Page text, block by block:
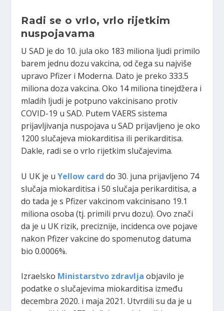
Radi se o vrlo, vrlo rijetkim
nuspojavama
U SAD je do 10. jula oko 183 miliona ljudi primilo
barem jednu dozu vakcina, od čega su najviše
upravo Pfizer i Moderna. Dato je preko 333.5
miliona doza vakcina. Oko 14 miliona tinejdžera i
mladih ljudi je potpuno vakcinisano protiv
COVID-19 u SAD. Putem VAERS sistema
prijavljivanja nuspojava u SAD prijavljeno je oko
1200 slučajeva miokarditisa ili perikarditisa.
Dakle, radi se o vrlo rijetkim slučajevima.
U UK je uYellow card do 30. juna prijavljeno 74
slučaja miokarditisa i 50 slučaja perikarditisa, a
do tada je s Pfizer vakcinom vakcinisano 19.1
miliona osoba (tj. primili prvu dozu). Ovo znači
da je u UK rizik, preciznije, incidenca ove pojave
nakon Pfizer vakcine do spomenutog datuma
bio 0.0006%.
Izraelsko Ministarstvo zdravlja objavilo je
podatke o slučajevima miokarditisa između
decembra 2020. i maja 2021. Utvrdili su da je u